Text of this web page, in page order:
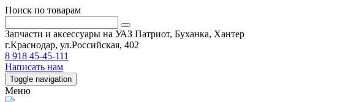
Поиск по товарам
Запчасти и аксессуары на УАЗ Патриот, Буханка, Хантер
г.Краснодар, ул.Российская, 402
8 918 45-45-111
Написать нам
Toggle navigation
Меню